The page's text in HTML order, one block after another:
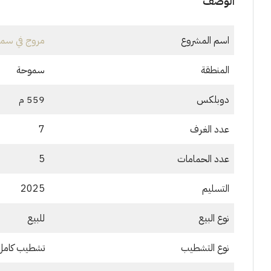
اسم المشروع مروج في
المنطقة سموحة
دوبلكس 559 م
عدد الغرف 7
عدد الحمامات 5
التسليم 2025
نوع البيع للبيع
نوع التشطيب تشطيب